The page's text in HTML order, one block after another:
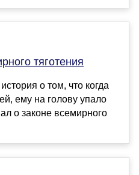
тяготения
о том, что когда
ему на голову упало
о законе всемирного